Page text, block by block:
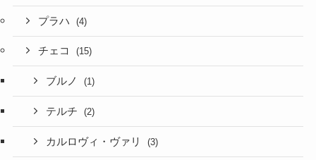
プラハ (4)
チェコ (15)
ブルノ (1)
テルチ (2)
カルロヴィ・ヴァリ (3)